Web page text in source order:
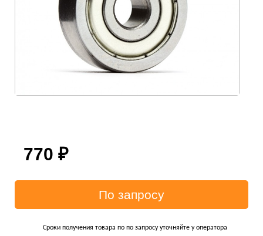
770 ₽
Сроки получения товара по по запросу уточняйте у оператора